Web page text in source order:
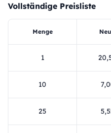
Vollständige Preisliste
Menge
1
10
25